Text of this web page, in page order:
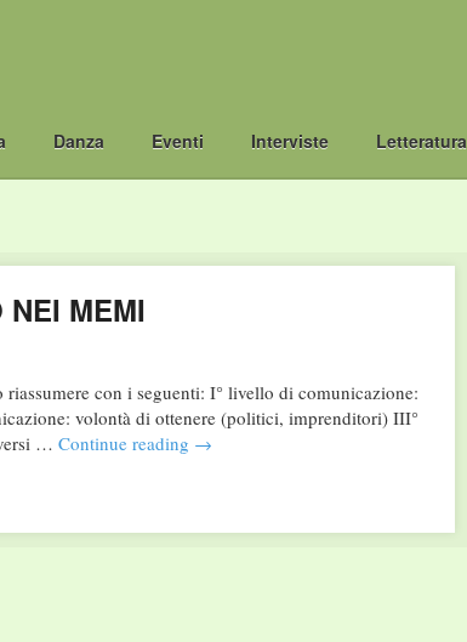
Danza Eventi Interviste Letteratura
MEMI
con i seguenti: I° livello di comunicazione:
volontà di ottenere (politici, imprenditori) III°
… Continue reading →